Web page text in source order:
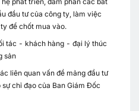
đầu tư của công ty, làm việc
để chốt mua vào.
tác - khách hàng - đại lý thúc
sản
liên quan vấn đề mảng đầu tư
chỉ đạo của Ban Giám Đốc